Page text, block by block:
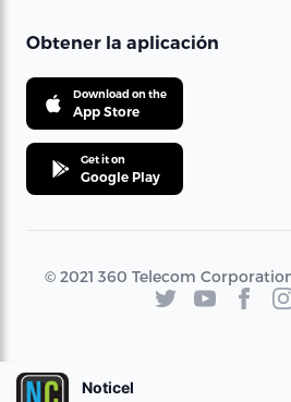
Obtener la aplicación
Download on the
App Store
Get it on
Google Play
© 2021 360 Telecom
Noticel